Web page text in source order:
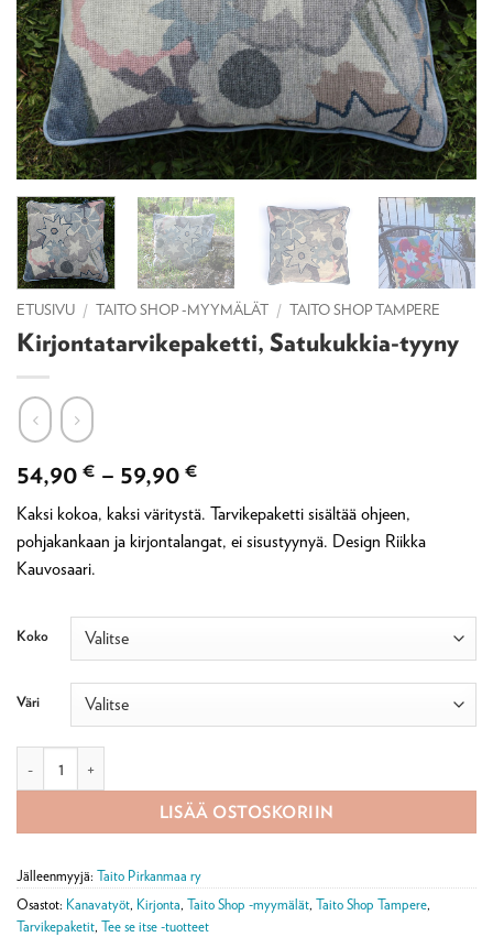
ETUSIVU / TAITO SHOP -MYYMÄLÄT / TAITO SHOP TAMPERE
Kirjontatarvikepaketti, Satukukkia-tyyny
54,90 € – 59,90 €
54,90 €
-
59,90 €
Kaksi kokoa, kaksi väritystä. Tarvikepaketti sisältää ohjeen,
pohjakankaan ja kirjontalangat, ei sisustyynyä. Design Riikka
Kauvosaari.
Koko
Väri
LISÄÄ OSTOSKORIIN
Jälleenmyyjä: Taito Pirkanmaa ry
Osastot: Kanavatyöt, Kirjonta, Taito Shop -myymälät, Taito Shop Tampere,
Tarvikepaketit, Tee se itse -tuotteet